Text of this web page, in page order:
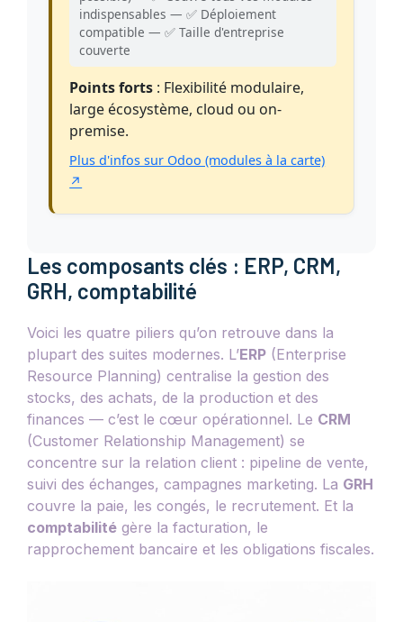
indispensables — ✅ Déploiement
compatible — ✅ Taille d'entreprise
couverte
Points forts : Flexibilité modulaire,
large écosystème, cloud ou on-
premise.
Plus d'infos sur Odoo (modules à la carte)
↗
Les composants clés : ERP, CRM,
GRH, comptabilité
Voici les quatre piliers qu’on retrouve dans la
plupart des suites modernes. L’ERP (Enterprise
Resource Planning) centralise la gestion des
stocks, des achats, de la production et des
finances — c’est le cœur opérationnel. Le CRM
(Customer Relationship Management) se
concentre sur la relation client : pipeline de vente,
suivi des échanges, campagnes marketing. La GRH
couvre la paie, les congés, le recrutement. Et la
comptabilité gère la facturation, le
rapprochement bancaire et les obligations fiscales.